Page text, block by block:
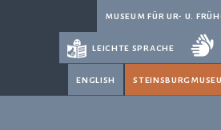
museum für ur- u.
leichte sprache
english